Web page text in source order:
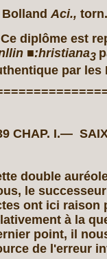
Bolland Aci.,
Ce diplôme est
■:hristiana3
par les
CHAP. I.—
double
le
ont ici raison
à la
point, il
de l'erreur